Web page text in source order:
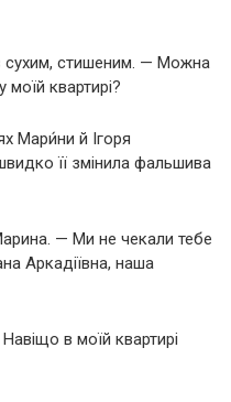
сухим, стишеним. — Можна
моїй квартирі?
Мари́ни й Ігоря
її змінила фальшива
— Ми не чекали тебе
Аркадіївна, наша
в моїй квартирі